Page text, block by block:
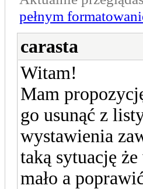
pełnym
carasta
Witam!
Mam
go usunąć z
wystawienia
taką sytuację
mało a